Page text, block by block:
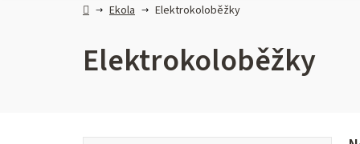
DomůEkola Elektrokoloběžky
Elektrokoloběžky